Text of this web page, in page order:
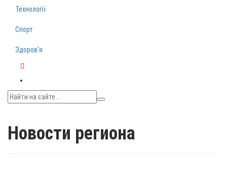
Технології
Спорт
Здоров‘я
Новости региона